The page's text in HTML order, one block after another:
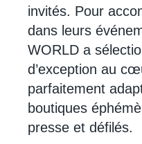
invités. Pour
dans leurs
WORLD a
d’exception au
parfaitement
boutiques
presse et défilés.